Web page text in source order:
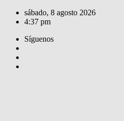
Saltar
sábado, 8 agosto 2026
4:37 pm
Síguenos